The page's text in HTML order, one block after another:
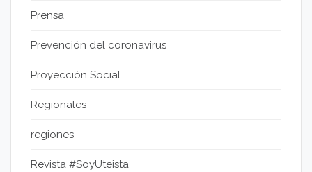
Prensa
Prevención del coronavirus
Proyección Social
Regionales
regiones
Revista #SoyUteista